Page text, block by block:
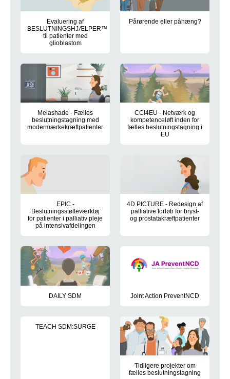
Evaluering af
BESLUTNINGSHJÆLPER™
til patienter med
glioblastom
Pårørende eller påhæng?
Melashade - Fælles
beslutningstagning med
modermærkekræftpatienter
CCI4EU - Netværk og
kompetenceløft inden for
fælles beslutningstagning i
EU
EPIC -
Beslutningsstøtteværktøj
for patienter i palliativ pleje
på intensivafdelingen
4D PICTURE - Redesign af
palliative forløb for bryst-
og prostatakræftpatienter
DAILY SDM Joint Action PreventNCD
TEACH SDM:SURGE
Tidligere projekter om
fælles beslutningstagning